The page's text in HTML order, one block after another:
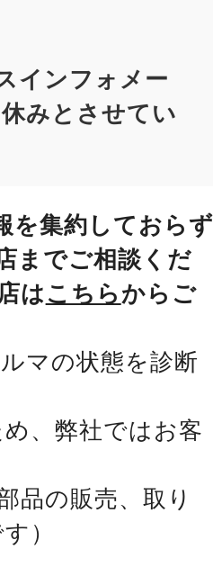
インフォメー
みとさせてい
を集約しておらず
までご相談くだ
は こちら からご
マの状態を診断
、弊社ではお客
部品の販売、取り
）